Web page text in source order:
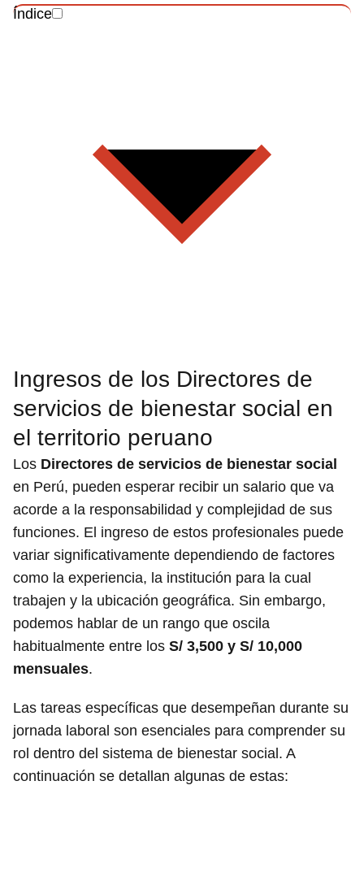
Índice
Ingresos de los Directores de
servicios de bienestar social en
el territorio peruano
Los Directores de servicios de bienestar social
en Perú, pueden esperar recibir un salario que va
acorde a la responsabilidad y complejidad de sus
funciones. El ingreso de estos profesionales puede
variar significativamente dependiendo de factores
como la experiencia, la institución para la cual
trabajen y la ubicación geográfica. Sin embargo,
podemos hablar de un rango que oscila
habitualmente entre los S/ 3,500 y S/ 10,000
mensuales.
Las tareas específicas que desempeñan durante su
jornada laboral son esenciales para comprender su
rol dentro del sistema de bienestar social. A
continuación se detallan algunas de estas: